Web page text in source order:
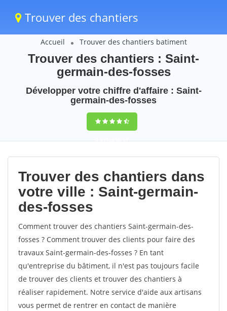
Trouver des chantiers
Accueil Trouver des chantiers batiment
Trouver des chantiers : Saint-
germain-des-fosses
Développer votre chiffre d'affaire : Saint-
germain-des-fosses
9,5(100%)57
votes
Trouver des chantiers dans
votre ville : Saint-germain-
des-fosses
Comment trouver des chantiers Saint-germain-des-
fosses ? Comment trouver des clients pour faire des
travaux Saint-germain-des-fosses ? En tant
qu'entreprise du bâtiment, il n'est pas toujours facile
de trouver des clients et trouver des chantiers à
réaliser rapidement. Notre service d'aide aux artisans
vous permet de rentrer en contact de manière